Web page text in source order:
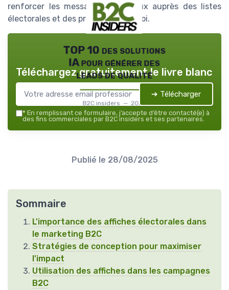
renforcer les messages électoraux auprès des listes
électorales et des professions de foi.
TOP 10 des solutions
IA pour générer des
leads de qualité
B2C insiders — 2026
Téléchargez gratuitement le livre blanc
➔ Télécharger
* En remplissant ce formulaire, j’accepte d’être contacté(e) à
des fins commerciales par B2C insiders et ses partenaires.
Publié le 28/08/2025
Sommaire
L'importance des affiches électorales dans
le marketing B2C
Stratégies de conception pour maximiser
l'impact
Utilisation des affiches dans les campagnes
B2C